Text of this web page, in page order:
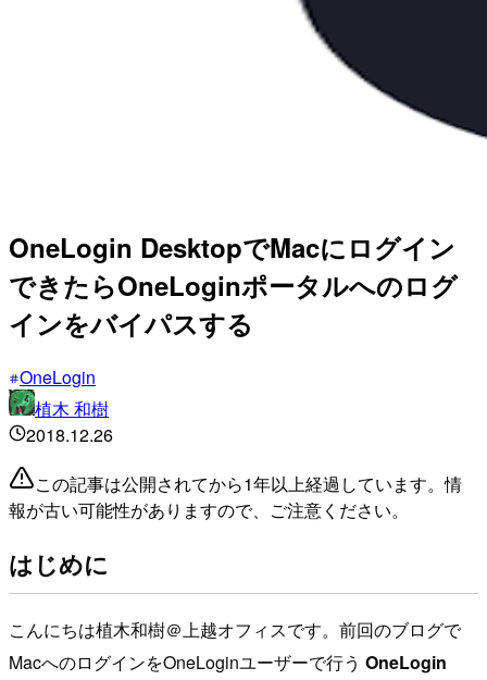
OneLogin DesktopでMacにログイン
できたらOneLoginポータルへのログ
インをバイパスする
OneLogin
植木 和樹
2018.12.26
この記事は公開されてから1年以上経過しています。情
報が古い可能性がありますので、ご注意ください。
はじめに
こんにちは植木和樹＠上越オフィスです。前回のブログで
MacへのログインをOneLoginユーザーで行う OneLogin